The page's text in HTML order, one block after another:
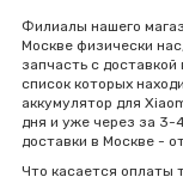
Филиалы нашего
Москве физически
запчасть с
список которых
аккумулятор для
дня и уже через за 3-
доставки в Москве -
Что касается оплаты